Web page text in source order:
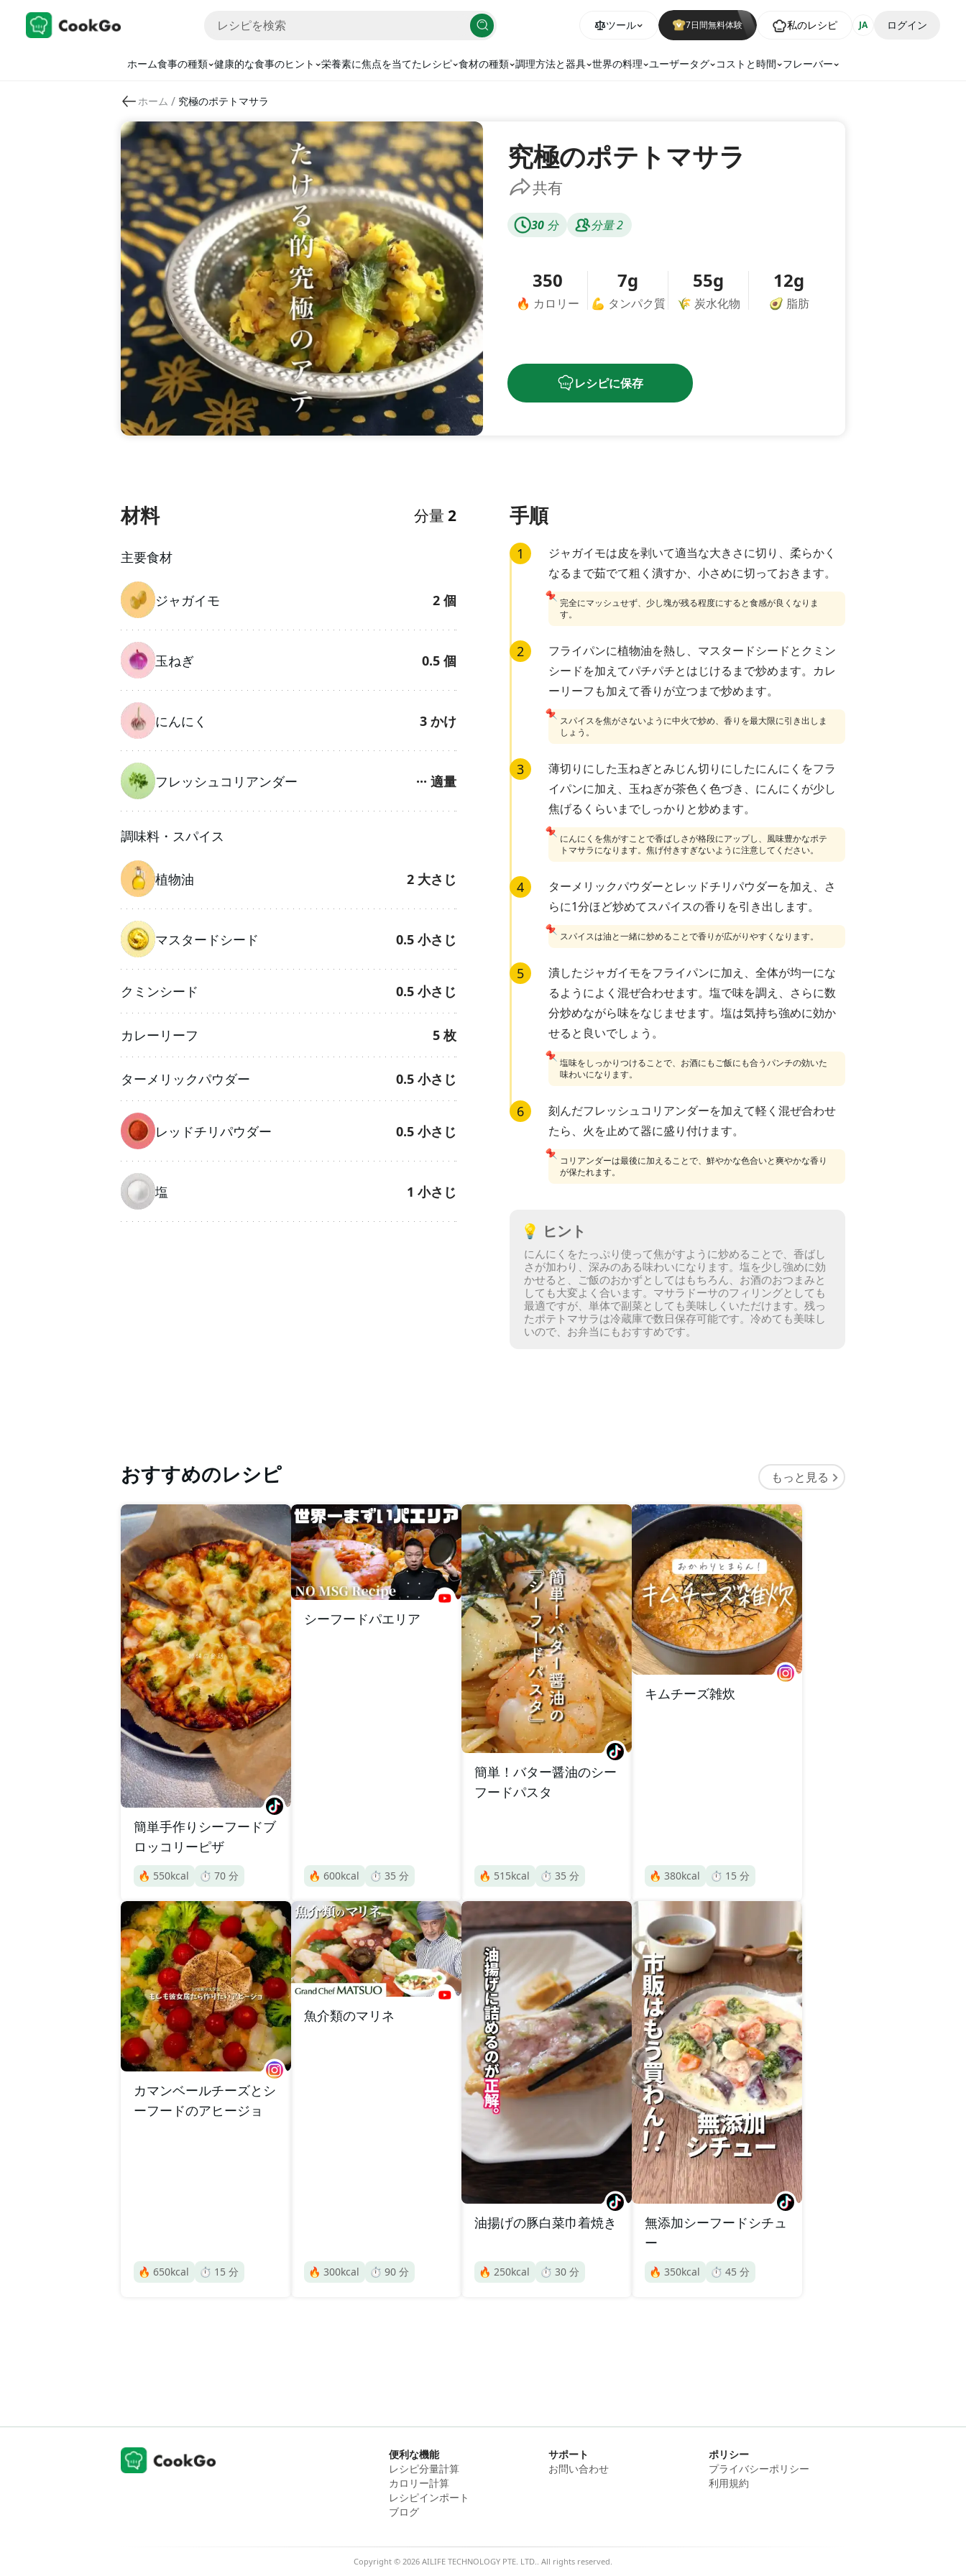
ツール 7日間無料体験 私のレシピ JA ログイン
ホーム食事の種類 健康的な食事のヒント 栄養素に焦点を当てたレシピ 食材の種類 調理方法と器具 世界の料理 ユーザータグ コストと時間 フレーバー
ホーム / 究極のポテトマサラ
究極のポテトマサラ
共有
30 分 分量 2
350
🔥 カロリー
7g
💪 タンパク質
55g
🌾 炭水化物
12g
🥑 脂肪
レシピに保存
材料 分量 2
主要食材
ジャガイモ 2 個
玉ねぎ 0.5 個
にんにく 3 かけ
フレッシュコリアンダー ··· 適量
調味料・スパイス
植物油 2 大さじ
マスタードシード 0.5 小さじ
クミンシード 0.5 小さじ
カレーリーフ 5 枚
ターメリックパウダー 0.5 小さじ
レッドチリパウダー 0.5 小さじ
塩 1 小さじ
手順
1
ジャガイモは皮を剥いて適当な大きさに切り、柔らかく
なるまで茹でて粗く潰すか、小さめに切っておきます。
完全にマッシュせず、少し塊が残る程度にすると食感が良くなりま
す。
📌
2
フライパンに植物油を熱し、マスタードシードとクミン
シードを加えてパチパチとはじけるまで炒めます。カレ
ーリーフも加えて香りが立つまで炒めます。
スパイスを焦がさないように中火で炒め、香りを最大限に引き出しま
しょう。
📌
3
薄切りにした玉ねぎとみじん切りにしたにんにくをフラ
イパンに加え、玉ねぎが茶色く色づき、にんにくが少し
焦げるくらいまでしっかりと炒めます。
にんにくを焦がすことで香ばしさが格段にアップし、風味豊かなポテ
トマサラになります。焦げ付きすぎないように注意してください。
📌
4
ターメリックパウダーとレッドチリパウダーを加え、さ
らに1分ほど炒めてスパイスの香りを引き出します。
スパイスは油と一緒に炒めることで香りが広がりやすくなります。
📌
5
潰したジャガイモをフライパンに加え、全体が均一にな
るようによく混ぜ合わせます。塩で味を調え、さらに数
分炒めながら味をなじませます。塩は気持ち強めに効か
せると良いでしょう。
塩味をしっかりつけることで、お酒にもご飯にも合うパンチの効いた
味わいになります。
📌
6
刻んだフレッシュコリアンダーを加えて軽く混ぜ合わせ
たら、火を止めて器に盛り付けます。
コリアンダーは最後に加えることで、鮮やかな色合いと爽やかな香り
が保たれます。
📌
💡 ヒント
にんにくをたっぷり使って焦がすように炒めることで、香ばし
さが加わり、深みのある味わいになります。 塩を少し強めに効
かせると、ご飯のおかずとしてはもちろん、お酒のおつまみと
しても大変よく合います。 マサラドーサのフィリングとしても
最適ですが、単体で副菜としても美味しくいただけます。 残っ
たポテトマサラは冷蔵庫で数日保存可能です。冷めても美味し
いので、お弁当にもおすすめです。
おすすめのレシピ もっと見る
簡単手作りシーフードブ
ロッコリーピザ
🔥 550kcal ⏱️ 70 分
シーフードパエリア
🔥 600kcal ⏱️ 35 分
簡単！バター醤油のシー
フードパスタ
🔥 515kcal ⏱️ 35 分
キムチーズ雑炊
🔥 380kcal ⏱️ 15 分
カマンベールチーズとシ
ーフードのアヒージョ
🔥 650kcal ⏱️ 15 分
魚介類のマリネ
🔥 300kcal ⏱️ 90 分
油揚げの豚白菜巾着焼き
🔥 250kcal ⏱️ 30 分
無添加シーフードシチュ
ー
🔥 350kcal ⏱️ 45 分
便利な機能
レシピ分量計算
カロリー計算
レシピインポート
ブログ
サポート
お問い合わせ
ポリシー
プライバシーポリシー
利用規約
Copyright © 2026 AILIFE TECHNOLOGY PTE. LTD.. All rights reserved.